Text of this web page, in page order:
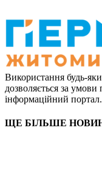
Використання будь-
дозволяється за
інформаційний портал.
ЩЕ БІЛЬШЕ